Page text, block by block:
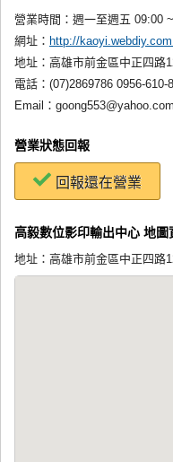
營業時間： 週一至週五 09:00
網址： http://
地址： 高雄市前金區中正四路
電話： (07)2869786 0956-610-
Email：
營業狀態回報
回報還在營業
高毅數位影印輸出中心 地圖
地址：高雄市前金區中正四路